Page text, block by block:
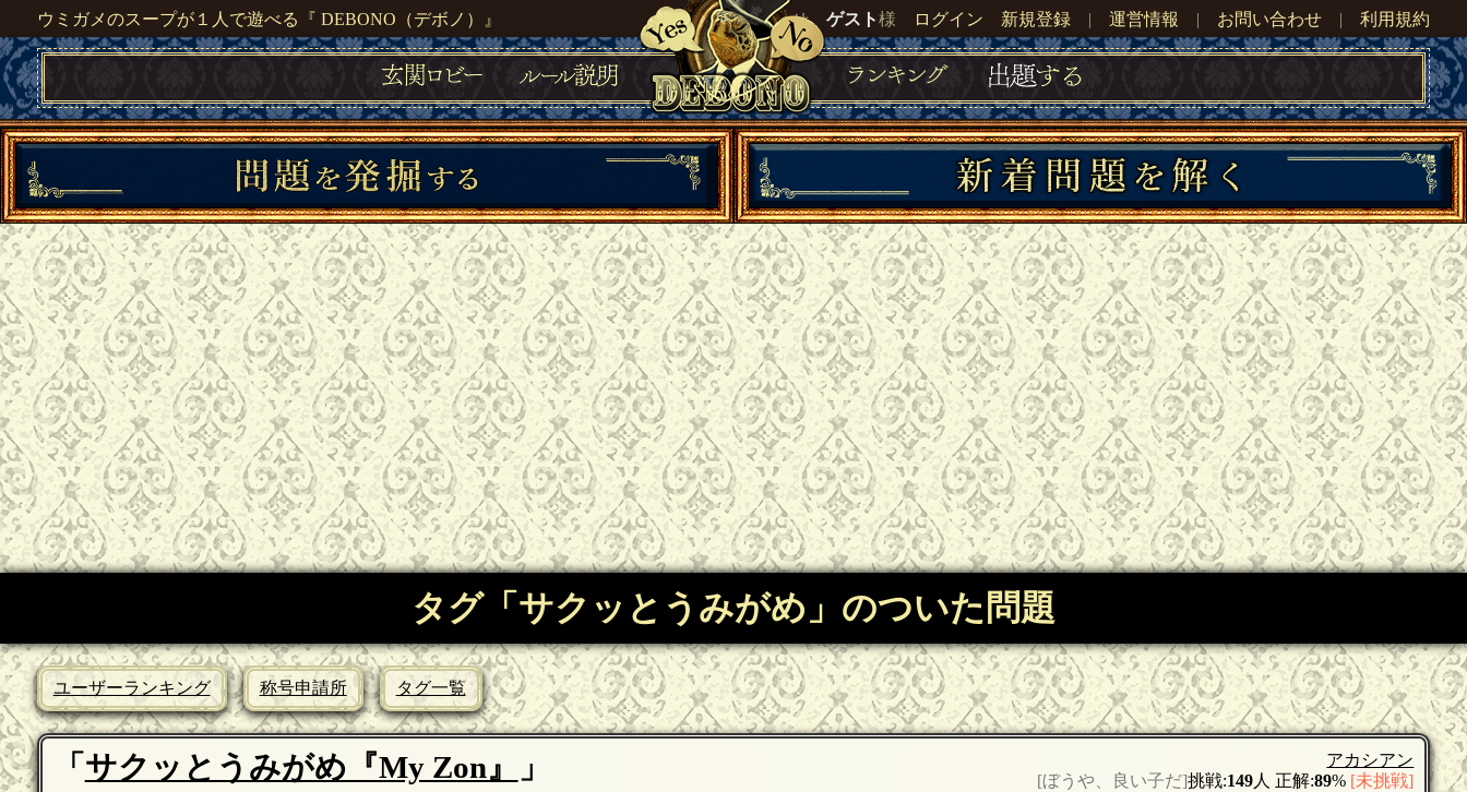
ウミガメのスープが１人で遊べる『 DEBONO（デボノ）』 いらっしゃいませ。ゲスト様 ログイン 新規登録 |運営情報 | お問い合わせ |利用規約
タグ「サクッとうみがめ」のついた問題
ユーザーランキング 称号申請所 タグ一覧
「 サクッとうみがめ『My Zon』 」
アカシアン
挑戦:149人 正解:89% [未挑戦]
[ぼうや、良い子だ]